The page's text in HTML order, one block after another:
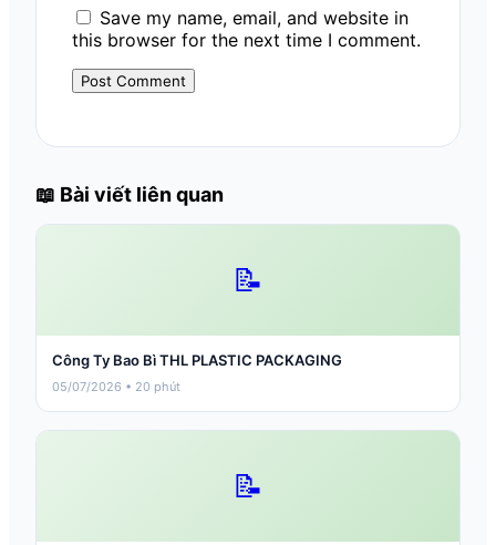
Save my name, email, and website in
this browser for the next time I comment.
📖 Bài viết liên quan
📝
Công Ty Bao Bì THL PLASTIC PACKAGING
05/07/2026 • 20 phút
📝